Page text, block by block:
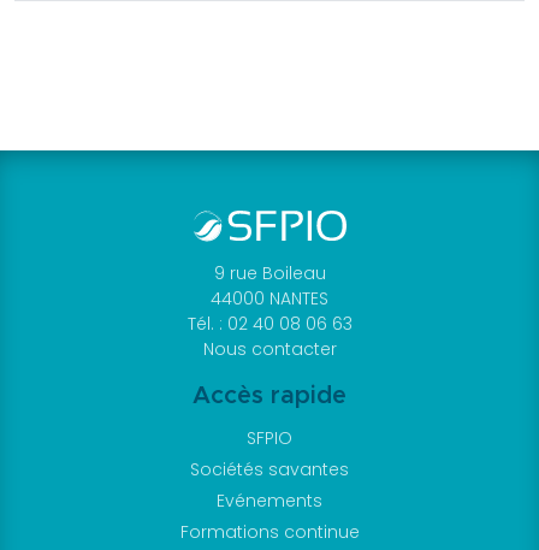
9 rue Boileau
44000 NANTES
Tél. : 02 40 08 06 63
Nous contacter
Accès rapide
SFPIO
Sociétés savantes
Evénements
Formations continue